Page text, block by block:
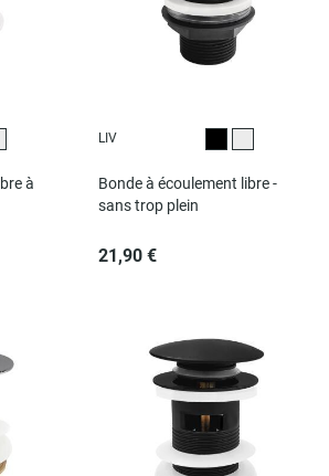
à
LIV
NoirChromé
Bonde à écoulement libre -
sans trop plein
21,90 €